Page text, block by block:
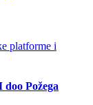
Požega